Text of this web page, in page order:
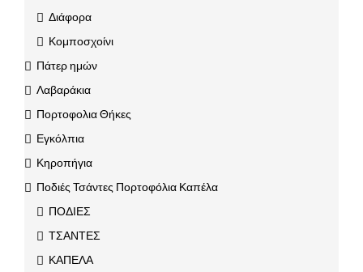
Διάφορα
Κομποσχοίνι
Πάτερ ημών
Λαβαράκια
Πορτοφολια Θήκες
Εγκόλπια
Κηροπήγια
Ποδιές Τσάντες Πορτοφόλια Καπέλα
ΠΟΔΙΕΣ
ΤΣΑΝΤΕΣ
ΚΑΠΕΛΑ